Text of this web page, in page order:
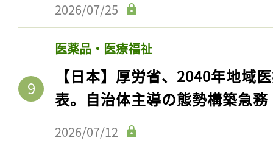
2026/07/25
医薬品・医療福祉
【日本】厚労省、2040年地域
表。自治体主導の態勢構築急務
2026/07/12